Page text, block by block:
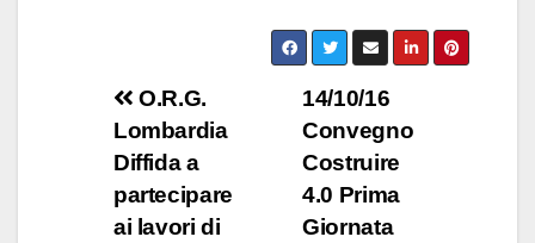
Navigazione
articoli
14/10/16
Convegno
Costruire
4.0 Prima
Giornata
O.R.G.
Lombardia
Diffida a
partecipare
ai lavori di